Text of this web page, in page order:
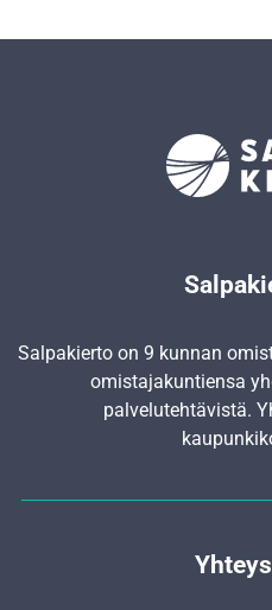
Salpakierto on 9 kunnan
omistajakuntiensa
palvelutehtävistä.